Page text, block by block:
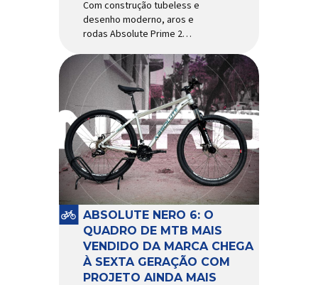
Com construção tubeless e
desenho moderno, aros e
rodas Absolute Prime 2
diversas melhorias No
mercado brasileiro há alguns
anos, os aros e as rodas
Absolute Prime chegaram
como uma opção para pilotos
de cross country e trail em
busca de alto desempenho e
preço realmente competitivo.
Para isso, a marca […]
ABSOLUTE NERO 6: O
QUADRO DE MTB MAIS
VENDIDO DA MARCA CHEGA
À SEXTA GERAÇÃO COM
PROJETO AINDA MAIS